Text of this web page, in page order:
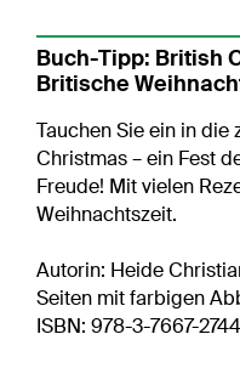
Buch-Tipp: British
Britische
Tauchen Sie ein in
Christmas – ein Fest
Freude! Mit vielen
Weihnachtszeit.
Autorin: Heide
Seiten mit farbigen
ISBN: 978-3-7667-